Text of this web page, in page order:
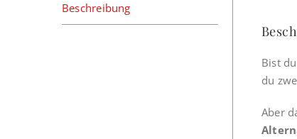
Beschreibung
Bist
du
Aber